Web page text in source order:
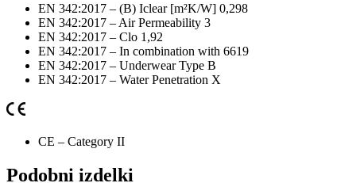
EN 342:2017 – (B) Iclear [m²K/W] 0,298
EN 342:2017 – Air Permeability 3
EN 342:2017 – Clo 1,92
EN 342:2017 – In combination with 6619
EN 342:2017 – Underwear Type B
EN 342:2017 – Water Penetration X
CE – Category II
Podobni izdelki